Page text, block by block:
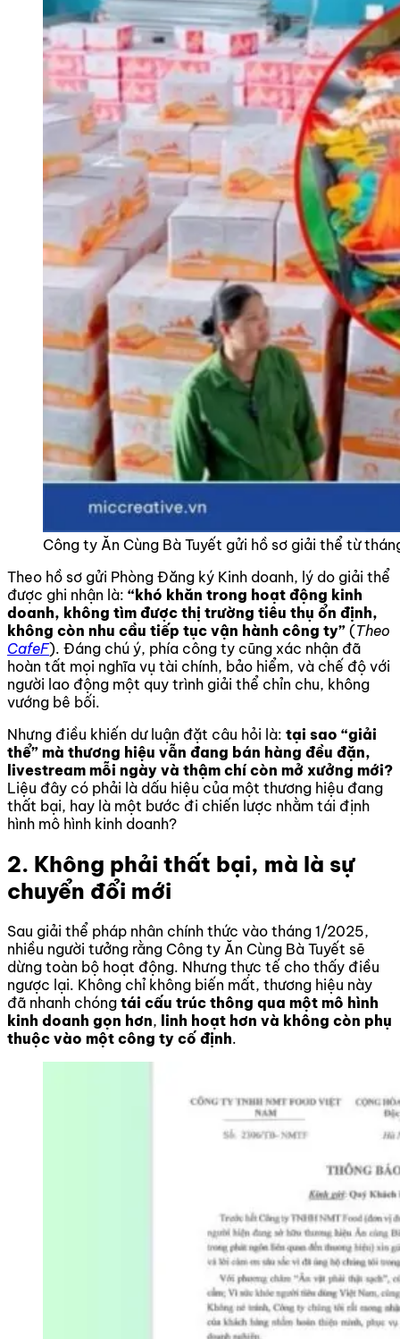
Công ty Ăn Cùng Bà Tuyết gửi hồ sơ giải thể từ
Theo hồ sơ gửi Phòng Đăng ký Kinh doanh, lý do giải thể
được ghi nhận là: “khó khăn trong hoạt động kinh
doanh, không tìm được thị trường tiêu thụ ổn định,
không còn nhu cầu tiếp tục vận hành công ty” (Theo
CafeF). Đáng chú ý, phía công ty cũng xác nhận đã
hoàn tất mọi nghĩa vụ tài chính, bảo hiểm, và chế độ với
người lao động một quy trình giải thể chỉn chu, không
vướng bê bối.
Nhưng điều khiến dư luận đặt câu hỏi là: tại sao “giải
thể” mà thương hiệu vẫn đang bán hàng đều đặn,
livestream mỗi ngày và thậm chí còn mở xưởng mới?
Liệu đây có phải là dấu hiệu của một thương hiệu đang
thất bại, hay là một bước đi chiến lược nhằm tái định
hình mô hình kinh doanh?
2. Không phải thất bại, mà là sự
chuyển đổi mới
Sau giải thể pháp nhân chính thức vào tháng 1/2025,
nhiều người tưởng rằng Công ty Ăn Cùng Bà Tuyết sẽ
dừng toàn bộ hoạt động. Nhưng thực tế cho thấy điều
ngược lại. Không chỉ không biến mất, thương hiệu này
đã nhanh chóng tái cấu trúc thông qua một mô hình
kinh doanh gọn hơn, linh hoạt hơn và không còn phụ
thuộc vào một công ty cố định.